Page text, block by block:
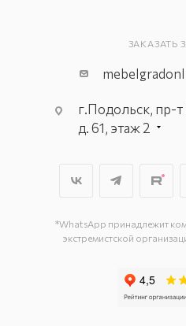
ЗАКАЗАТЬ
г.Подольск, пр-
д. 61, этаж 2
г. Подольск, ул.
*WhatsApp принадлежит
экстремистской